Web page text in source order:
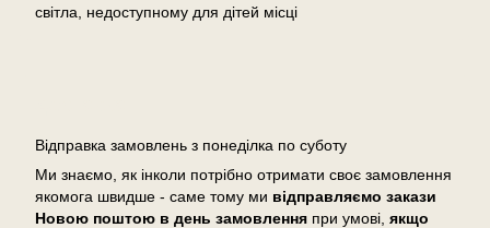
світла, недоступному для дітей місці
Відправка замовлень з понеділка по суботу
Ми знаємо, як інколи потрібно отримати своє замовлення
якомога швидше - саме тому ми відправляємо закази
Новою поштою в день замовлення при умові, якщо